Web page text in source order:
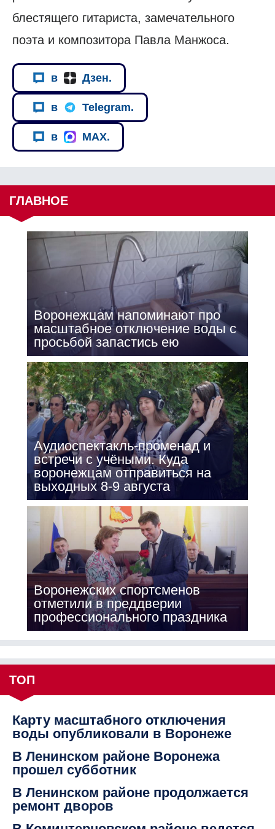
блестящего гитариста, замечательного
поэта и композитора Павла Манжоса.
в Дзен.
в Telegram.
в MAX.
ГЛАВНОЕ
Воронежцам напоминают про
масштабное отключение воды с
просьбой запастись ею
Аудиоспектакль-променад и
встречи с учёными. Куда
воронежцам отправиться на
выходных 8-9 августа
Воронежских спортсменов
отметили в преддверии
профессионального праздника
ТОП
Карту масштабного отключения
воды опубликовали в Воронеже
В Ленинском районе Воронежа
прошел субботник
В Ленинском районе продолжается
ремонт дворов